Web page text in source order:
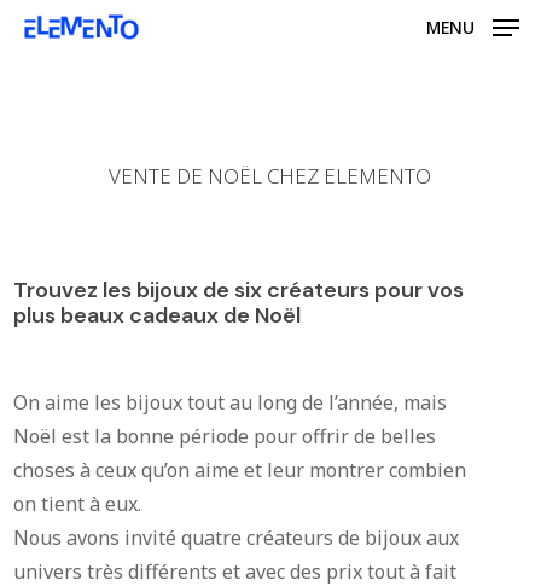
Skip
MENU
VENTE DE NOËL CHEZ ELEMENTO
Trouvez les bijoux de six créateurs pour vos
plus beaux cadeaux de Noël
On aime les bijoux tout au long de l’année, mais
Noël est la bonne période pour offrir de belles
choses à ceux qu’on aime et leur montrer combien
on tient à eux.
Nous avons invité quatre créateurs de bijoux aux
univers très différents et avec des prix tout à fait